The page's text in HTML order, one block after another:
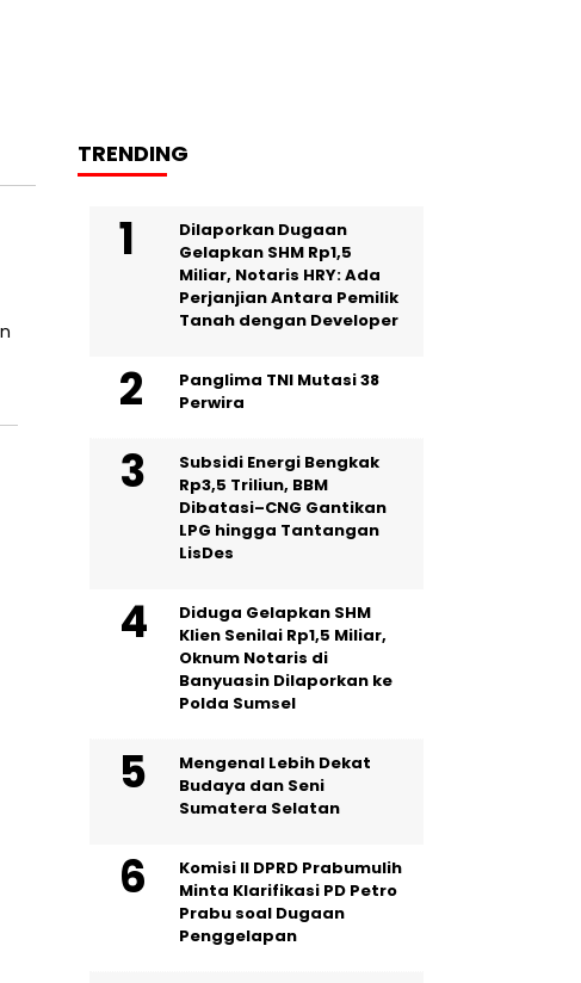
TRENDING
Dilaporkan Dugaan
Gelapkan SHM Rp1,5
Miliar, Notaris HRY: Ada
Perjanjian Antara Pemilik
Tanah dengan Developer
Panglima TNI Mutasi 38
Perwira
Subsidi Energi Bengkak
Rp3,5 Triliun, BBM
Dibatasi–CNG Gantikan
LPG hingga Tantangan
LisDes
Diduga Gelapkan SHM
Klien Senilai Rp1,5 Miliar,
Oknum Notaris di
Banyuasin Dilaporkan ke
Polda Sumsel ‎
Mengenal Lebih Dekat
Budaya dan Seni
Sumatera Selatan
Komisi II DPRD Prabumulih
Minta Klarifikasi PD Petro
Prabu soal Dugaan
Penggelapan